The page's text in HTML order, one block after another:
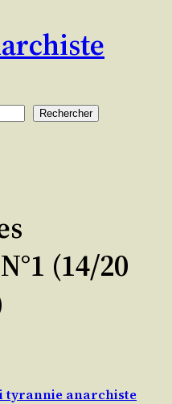
Rechercher
(14/20
tyrannie anarchiste